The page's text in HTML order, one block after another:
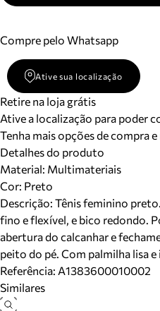
Compre pelo Whatsapp
Ative sua localização
Retire na loja grátis
Ative a localização para poder
Tenha mais opções de compra
Detalhes do produto
Material: Multimateriais
Cor: Preto
Descrição: Tênis feminino
fino e flexível, e bico redondo.
abertura do calcanhar e
peito do pé. Com palmilha lisa
Referência: A1383600010002
Similares